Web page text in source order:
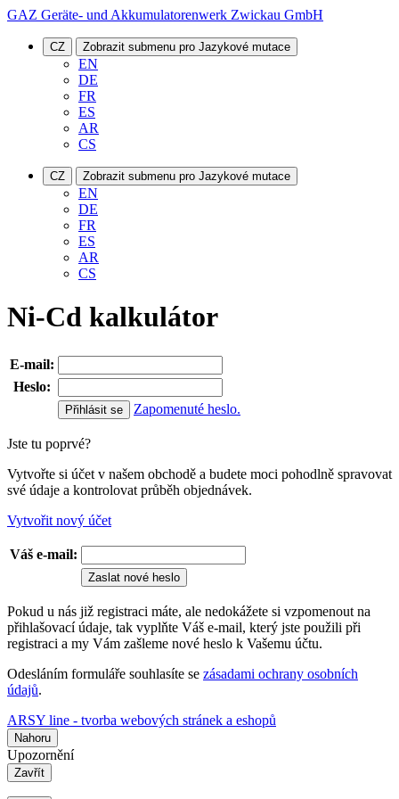
GAZ Geräte- und Akkumulatorenwerk Zwickau GmbH
CZ Zobrazit submenu pro Jazykové mutace
EN
DE
FR
ES
AR
CS
CZ Zobrazit submenu pro Jazykové mutace
EN
DE
FR
ES
AR
CS
Ni-Cd kalkulátor
E-mail:
Heslo:
Zapomenuté heslo.
Jste tu poprvé?
Vytvořte si účet v našem obchodě a budete moci pohodlně spravovat
své údaje a kontrolovat průběh objednávek.
Vytvořit nový účet
Váš e-mail:
Zaslat nové heslo
Pokud u nás již registraci máte, ale nedokážete si vzpomenout na
přihlašovací údaje, tak vyplňte Váš e-mail, který jste použili při
registraci a my Vám zašleme nové heslo k Vašemu účtu.
Odesláním formuláře souhlasíte se zásadami ochrany osobních
údajů.
ARSY line - tvorba webových stránek a eshopů
Nahoru
Upozornění
Zavřít